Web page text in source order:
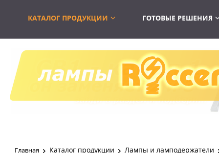
КАТАЛОГ ПРОДУКЦИИ
Распродажа Лампы
ГОТОВЫЕ РЕШЕНИЯ
Главная Каталог продукции Лампы и ламподержатели